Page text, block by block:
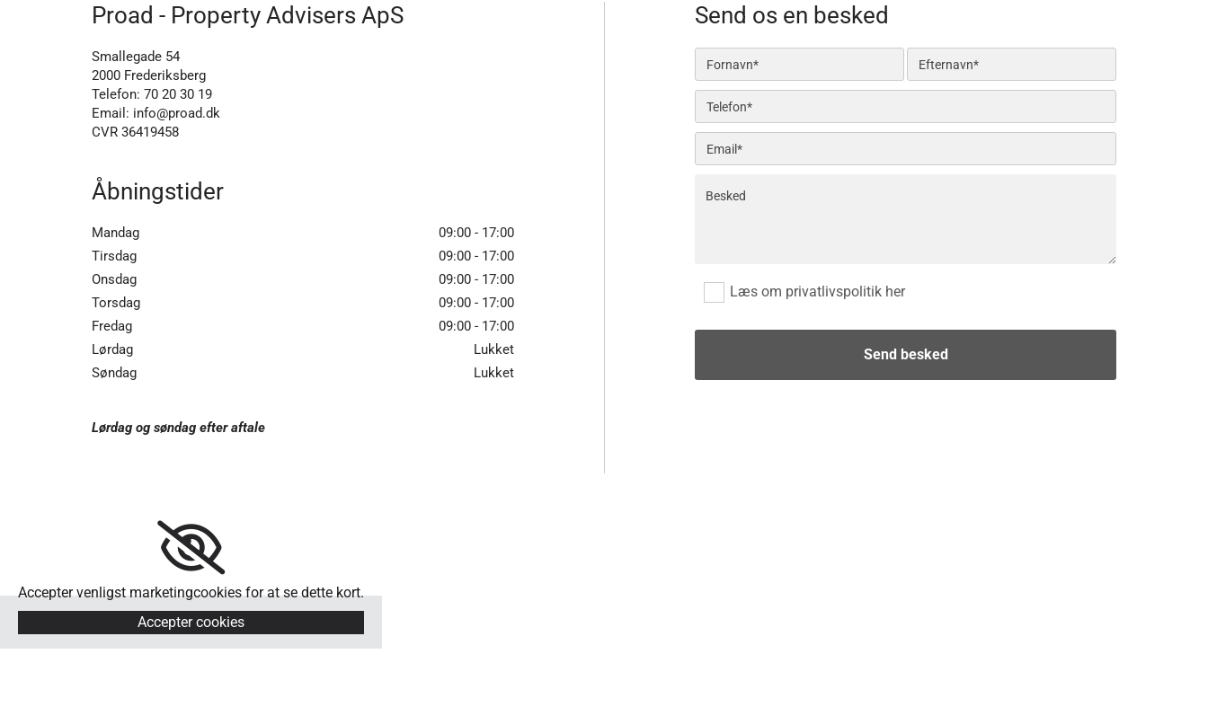
Proad - Property Advisers ApS
Smallegade 54
2000 Frederiksberg
Telefon: 70 20 30 19
Email: info@proad.dk
CVR 36419458
Åbningstider
Mandag
09:00 - 17:00
Tirsdag
09:00 - 17:00
Onsdag
09:00 - 17:00
Torsdag
09:00 - 17:00
Fredag
09:00 - 17:00
Lørdag
Lukket
Søndag
Lukket
Lørdag og søndag efter aftale
Send os en besked
Læs om privatlivspolitik her
Accepter venligst marketingcookies for at se dette kort.
Accepter cookies